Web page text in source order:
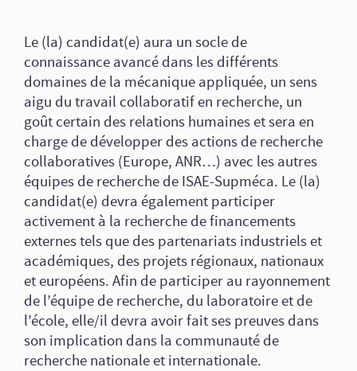
Le (la) candidat(e) aura un socle de
connaissance avancé dans les différents
domaines de la mécanique appliquée, un sens
aigu du travail collaboratif en recherche, un
goût certain des relations humaines et sera en
charge de développer des actions de recherche
collaboratives (Europe, ANR…) avec les autres
équipes de recherche de ISAE-Supméca. Le (la)
candidat(e) devra également participer
activement à la recherche de financements
externes tels que des partenariats industriels et
académiques, des projets régionaux, nationaux
et européens. Afin de participer au rayonnement
de l’équipe de recherche, du laboratoire et de
l’école, elle/il devra avoir fait ses preuves dans
son implication dans la communauté de
recherche nationale et internationale.